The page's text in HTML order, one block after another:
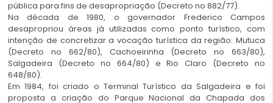
pública para fins de desapropriação (Decreto no 882/77).
Na década de 1980, o governador Frederico Campos
desapropriou áreas já utilizadas como ponto turístico, com
intenção de concretizar a vocação turística da região: Mutuca
(Decreto no 662/80), Cachoeirinha (Decreto no 663/80),
Salgadeira (Decreto no 664/80) e Rio Claro (Decreto no
648/80).
Em 1984, foi criado o Terminal Turístico da Salgadeira e foi
proposta a criação do Parque Nacional da Chapada dos